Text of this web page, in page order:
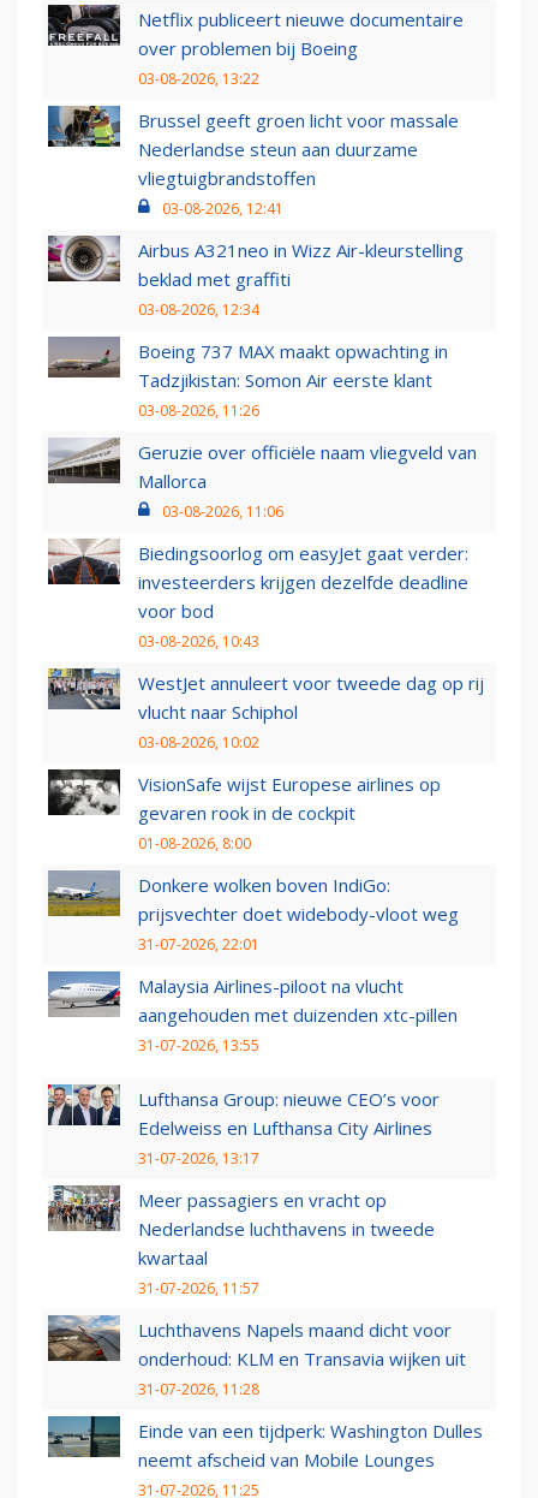
Netflix publiceert nieuwe documentaire
over problemen bij Boeing
03-08-2026, 13:22
Brussel geeft groen licht voor massale
Nederlandse steun aan duurzame
vliegtuigbrandstoffen
03-08-2026, 12:41
Airbus A321neo in Wizz Air-kleurstelling
beklad met graffiti
03-08-2026, 12:34
Boeing 737 MAX maakt opwachting in
Tadzjikistan: Somon Air eerste klant
03-08-2026, 11:26
Geruzie over officiële naam vliegveld van
Mallorca
03-08-2026, 11:06
Biedingsoorlog om easyJet gaat verder:
investeerders krijgen dezelfde deadline
voor bod
03-08-2026, 10:43
WestJet annuleert voor tweede dag op rij
vlucht naar Schiphol
03-08-2026, 10:02
VisionSafe wijst Europese airlines op
gevaren rook in de cockpit
01-08-2026, 8:00
Donkere wolken boven IndiGo:
prijsvechter doet widebody-vloot weg
31-07-2026, 22:01
Malaysia Airlines-piloot na vlucht
aangehouden met duizenden xtc-pillen
31-07-2026, 13:55
Lufthansa Group: nieuwe CEO’s voor
Edelweiss en Lufthansa City Airlines
31-07-2026, 13:17
Meer passagiers en vracht op
Nederlandse luchthavens in tweede
kwartaal
31-07-2026, 11:57
Luchthavens Napels maand dicht voor
onderhoud: KLM en Transavia wijken uit
31-07-2026, 11:28
Einde van een tijdperk: Washington Dulles
neemt afscheid van Mobile Lounges
31-07-2026, 11:25